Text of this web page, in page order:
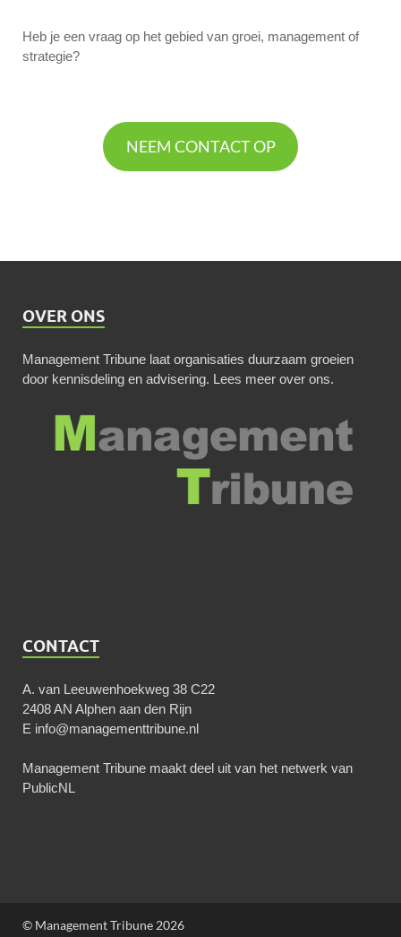
Heb je een vraag op het gebied van groei, management of
strategie?
NEEM CONTACT OP
OVER ONS
Management Tribune laat organisaties duurzaam groeien
door kennisdeling en advisering. Lees meer over ons.
CONTACT
A. van Leeuwenhoekweg 38 C22
2408 AN Alphen aan den Rijn
E info@managementtribune.nl
Management Tribune maakt deel uit van het netwerk van
PublicNL
© Management Tribune 2026